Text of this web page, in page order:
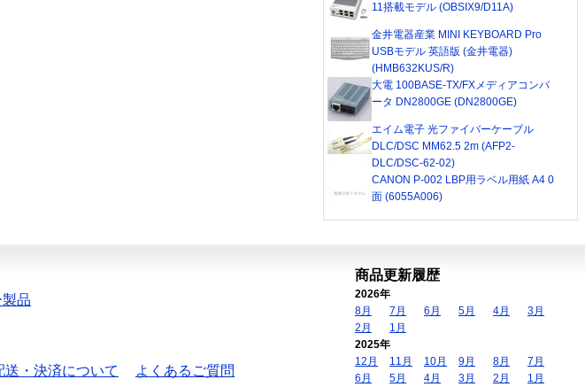
11搭載モデル (OBSIX9/D11A)
金井電器産業 MINI KEYBOARD Pro
USBモデル 英語版 (金井電器)
(HMB632KUS/R)
大電 100BASE-TX/FXメディアコンバ
ータ DN2800GE (DN2800GE)
エイム電子 光ファイバーケーブル
DLC/DSC MM62.5 2m (AFP2-
DLC/DSC-62-02)
CANON P-002 LBP用ラベル用紙 A4 0
面 (6055A006)
品
送・決済について
よくあるご質問
商品更新履歴
2026年
8月
7月 6月 5月 4月
3月
2月
1月
2025年
12月
11月 10月 9月 8月
7月
6月
5月 4月 3月 2月
1月